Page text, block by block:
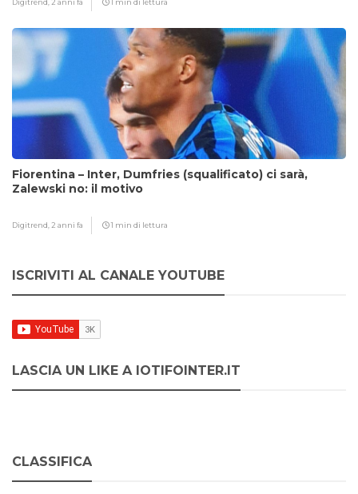
Digitrend, 2 anni fa 1 min di lettura
Fiorentina – Inter, Dumfries (squalificato) ci sarà,
Zalewski no: il motivo
Digitrend, 2 anni fa 1 min di lettura
ISCRIVITI AL CANALE YOUTUBE
LASCIA UN LIKE A IOTIFOINTER.IT
CLASSIFICA